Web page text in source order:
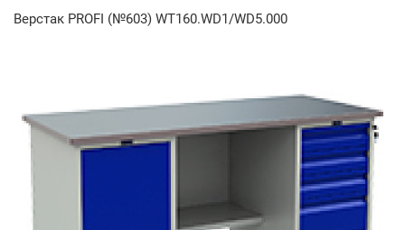
Верстак PROFI (№603) WT160.WD1/WD5.000